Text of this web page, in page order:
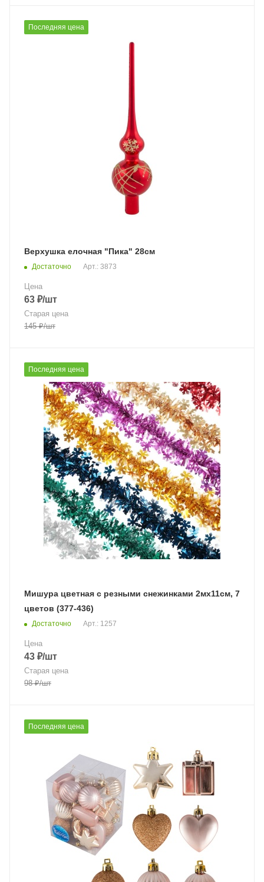
Последняя цена
Верхушка елочная "Пика" 28см
Достаточно Арт.: 3873
Цена
63 ₽/шт
Старая цена
145₽/шт
Последняя цена
Мишура цветная с резными снежинками 2мх11см, 7
цветов (377-436)
Достаточно Арт.: 1257
Цена
43 ₽/шт
Старая цена
98₽/шт
Последняя цена